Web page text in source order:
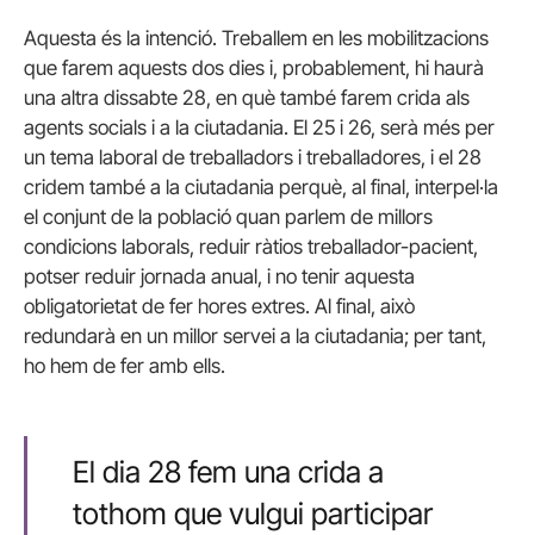
Aquesta és la intenció. Treballem en les mobilitzacions
que farem aquests dos dies i, probablement, hi haurà
una altra dissabte 28, en què també farem crida als
agents socials i a la ciutadania. El 25 i 26, serà més per
un tema laboral de treballadors i treballadores, i el 28
cridem també a la ciutadania perquè, al final, interpel·la
el conjunt de la població quan parlem de millors
condicions laborals, reduir ràtios treballador-pacient,
potser reduir jornada anual, i no tenir aquesta
obligatorietat de fer hores extres. Al final, això
redundarà en un millor servei a la ciutadania; per tant,
ho hem de fer amb ells.
El dia 28 fem una crida a
tothom que vulgui participar